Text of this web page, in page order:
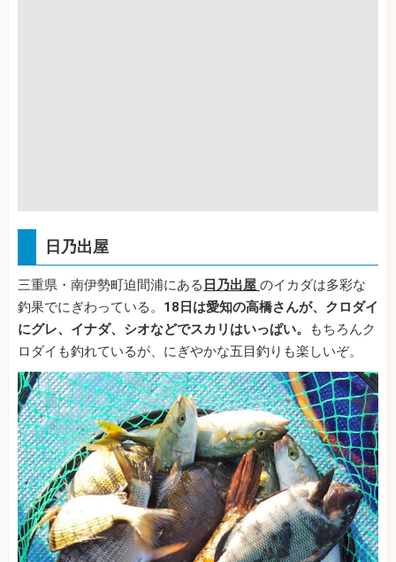
日乃出屋
三重県・南伊勢町迫間浦にある 日乃出屋 のイカダは多彩な
釣果でにぎわっている。 18日は愛知の高橋さんが、クロダイ
にグレ、イナダ、シオなどでスカリはいっぱい。
もちろんク
ロダイも釣れているが、にぎやかな五目釣りも楽しいぞ。